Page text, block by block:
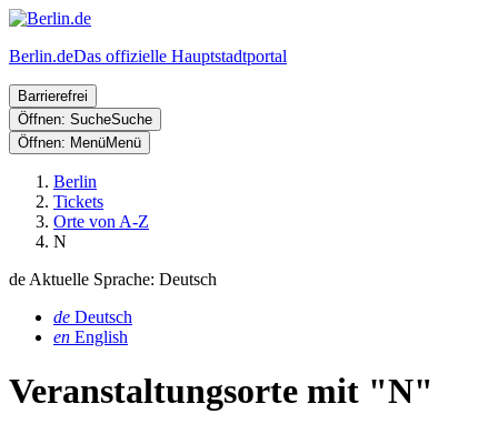
Berlin.deDas offizielle Hauptstadtportal
Barrierefrei
Öffnen: SucheSuche
Öffnen: MenüMenü
Berlin
Tickets
Orte von A-Z
N
de Aktuelle Sprache: Deutsch
de Deutsch
en English
Veranstaltungsorte mit "N"